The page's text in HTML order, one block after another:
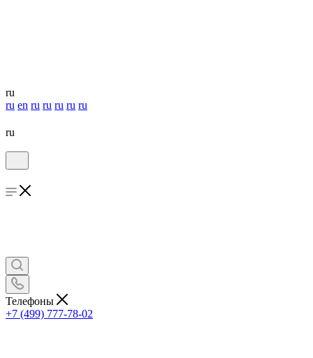
ru
ru en ru ru ru ru ru
ru
Телефоны
+7 (499) 777-78-02